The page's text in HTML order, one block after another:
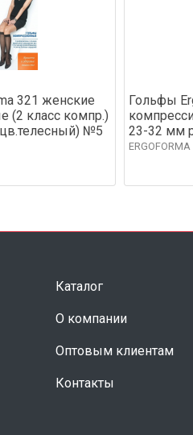
321 женские
(2 класс компр.)
№5
Гольфы
23-32 мм
ERGOFORMA
Каталог
О компании
Оптовым клиентам
Контакты